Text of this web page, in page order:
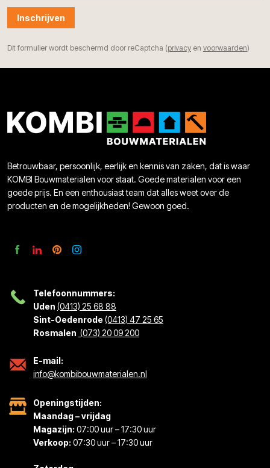
Inschrijven
Dit formulier wordt beschermd door reCaptcha (privacy en voorwaarden)
Betrouwbaar, persoonlijk, eerlijk en kennis van zaken, dat is waar
KOMBI Bouwmaterialen voor staat. Goede materialen voor een
goede prijs. En een enthousiast team dat alles weet over de
producten en de mogelijkheden! Gewoon goed.
Telefoonnummers:
Uden (0413) 25 68 88
Sint-Oedenrode(0413) 47 25 65
Rosmalen (073) 20 09 200
E-mail:
info@kombibouwmaterialen.nl
Openingstijden:
Maandag – vrijdag
Magazijn: 07:00 uur – 17:30 uur
Verkoop: 07:30 uur – 17:30 uur